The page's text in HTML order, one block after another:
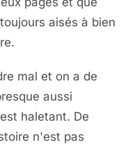
aisés à bien
mal et on a de
aussi
haletant. De
n'est pas